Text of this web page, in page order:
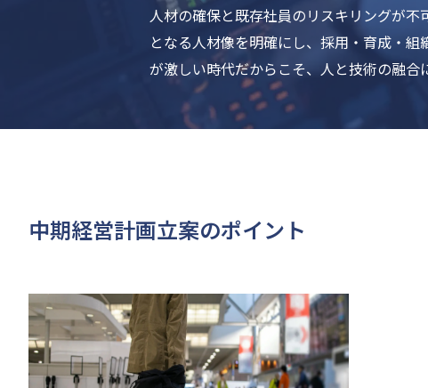
人材の確保と既存社員のリスキリングが
となる人材像を明確にし、採用・育成・
が激しい時代だからこそ、人と技術の融合
中期経営計画立案のポイント